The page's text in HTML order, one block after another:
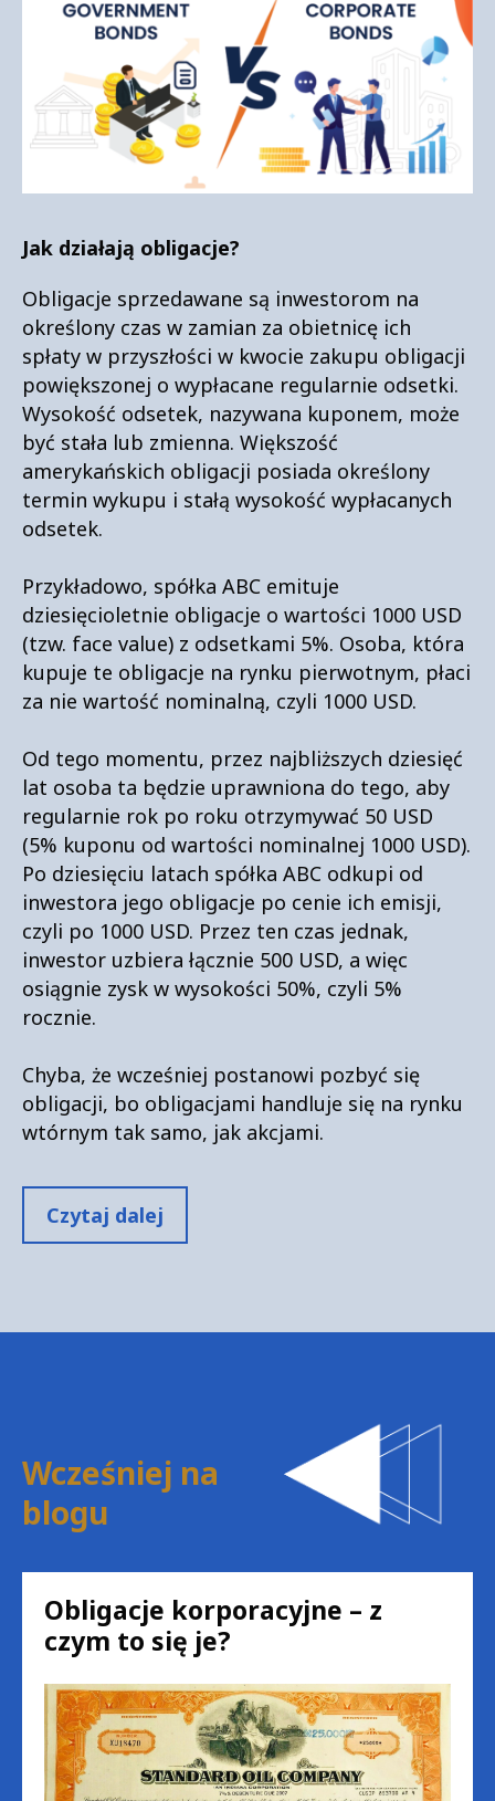
Jak działają obligacje?
Obligacje sprzedawane są inwestorom na
określony czas w zamian za obietnicę ich
spłaty w przyszłości w kwocie zakupu obligacji
powiększonej o wypłacane regularnie odsetki.
Wysokość odsetek, nazywana kuponem, może
być stała lub zmienna. Większość
amerykańskich obligacji posiada określony
termin wykupu i stałą wysokość wypłacanych
odsetek.
Przykładowo, spółka ABC emituje
dziesięcioletnie obligacje o wartości 1000 USD
(tzw. face value) z odsetkami 5%. Osoba, która
kupuje te obligacje na rynku pierwotnym, płaci
za nie wartość nominalną, czyli 1000 USD.
Od tego momentu, przez najbliższych dziesięć
lat osoba ta będzie uprawniona do tego, aby
regularnie rok po roku otrzymywać 50 USD
(5% kuponu od wartości nominalnej 1000 USD).
Po dziesięciu latach spółka ABC odkupi od
inwestora jego obligacje po cenie ich emisji,
czyli po 1000 USD. Przez ten czas jednak,
inwestor uzbiera łącznie 500 USD, a więc
osiągnie zysk w wysokości 50%, czyli 5%
rocznie.
Chyba, że wcześniej postanowi pozbyć się
obligacji, bo obligacjami handluje się na rynku
wtórnym tak samo, jak akcjami.
Czytaj dalej
Wcześniej na
blogu
Obligacje korporacyjne – z
czym to się je?